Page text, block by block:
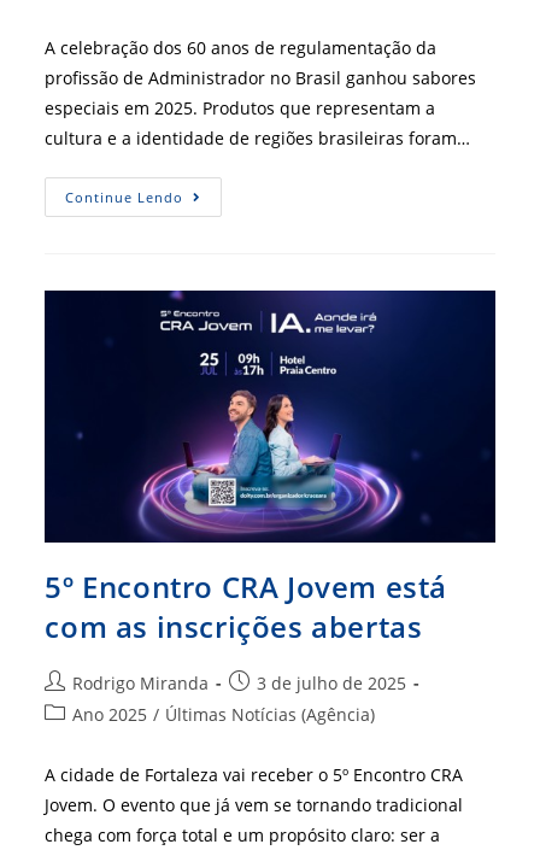
post:
A celebração dos 60 anos de regulamentação da
profissão de Administrador no Brasil ganhou sabores
especiais em 2025. Produtos que representam a
cultura e a identidade de regiões brasileiras foram…
Continue Lendo Sistema
CFA/CRAs
60
Anos
Da
Profissão
De
Administrador
5º Encontro CRA Jovem está
com as inscrições abertas
Autor
do
Rodrigo Miranda
Post
publicado:
3 de julho de 2025
Categoria
post:
Ano 2025 / Últimas Notícias (Agência)
A cidade de Fortaleza vai receber o 5º Encontro CRA
Jovem. O evento que já vem se tornando tradicional
chega com força total e um propósito claro: ser a